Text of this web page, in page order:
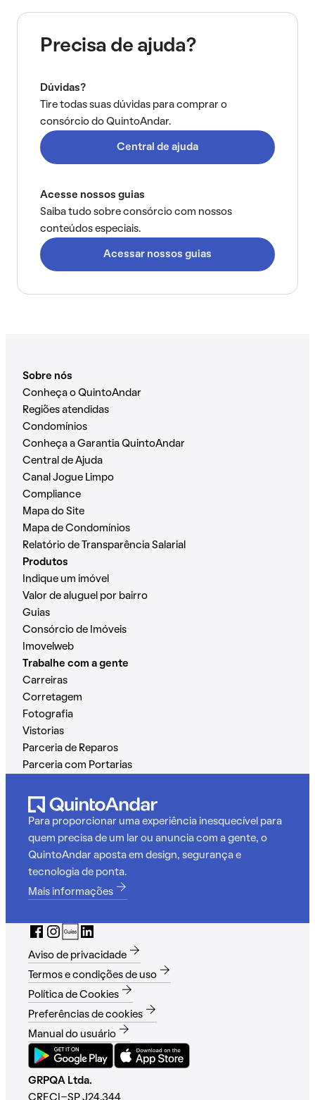
Precisa de ajuda?
Dúvidas?
Tire todas suas dúvidas para comprar o
consórcio do QuintoAndar.
Central de ajuda
Acesse nossos guias
Saiba tudo sobre consórcio com nossos
conteúdos especiais.
Acessar nossos guias
Sobre nós
Conheça o QuintoAndar
Regiões atendidas
Condomínios
Conheça a Garantia QuintoAndar
Central de Ajuda
Canal Jogue Limpo
Compliance
Mapa do Site
Mapa de Condomínios
Relatório de Transparência Salarial
Produtos
Indique um imóvel
Valor de aluguel por bairro
Guias
Consórcio de Imóveis
Imovelweb
Trabalhe com a gente
Carreiras
Corretagem
Fotografia
Vistorias
Parceria de Reparos
Parceria com Portarias
Para proporcionar uma experiência inesquecível para
quem precisa de um lar ou anuncia com a gente, o
QuintoAndar aposta em design, segurança e
tecnologia de ponta.
Mais informações
Aviso de privacidade
Termos e condições de uso
Política de Cookies
Preferências de cookies
Manual do usuário
GRPQA Ltda.